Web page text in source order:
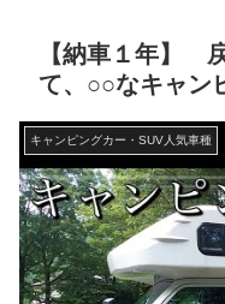
【納車１年】
て、○○なキャン
キャンピングカー・SUV人気車種